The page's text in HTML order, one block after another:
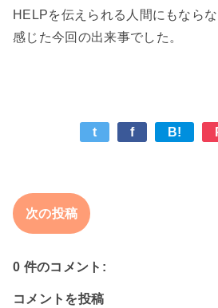
HELPを伝えられる人間にもなら
t f B!
次の投稿
0 件のコメント:
コメントを投稿